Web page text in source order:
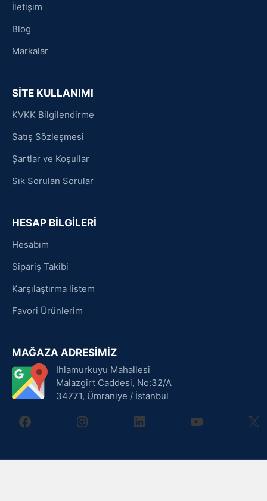
İletişim
Blog
Markalar
SİTE KULLANIMI
KVKK Bilgilendirme
Satış Sözleşmesi
Şartlar ve Koşullar
Sık Sorulan Sorular
HESAP BİLGİLERİ
Hesabım
Sipariş Takibi
Karşılaştırma listem
Favori Ürünlerim
MAĞAZA ADRESİMİZ
Ihlamurkuyu Mahallesi
Malazgirt Caddesi, No:32/A
34771, Ümraniye / İstanbul
facebookinstagramlinkedin youtube X